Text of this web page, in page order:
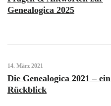
Genealogica 2025
14. März 2021
Die Genealogica 2021 – ein
Rückblick